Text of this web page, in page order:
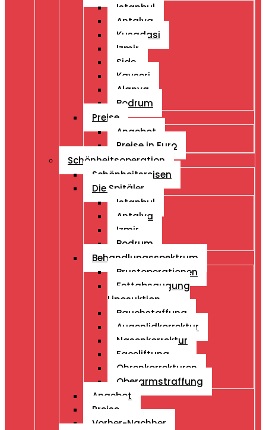
Istanbul
Antalya
Kusadasi
Izmir
Side
Kayseri
Alanya
Bodrum
Preise
Angebot
Preise in Euro
Schönheitsoperation
Schönheitsreisen
Die Spitäler
Istanbul
Antalya
Izmir
Bodrum
Behandlungsspektrum
Brustoperationen
Fettabsaugung
Liposuktion
Bauchstaffung
Augenlidkorrektur
Nasenkorrektur
Faceliftung
Ohrenkorrekturen
Oberarmstraffung
Angebot
Preise
Vorher-Nachher